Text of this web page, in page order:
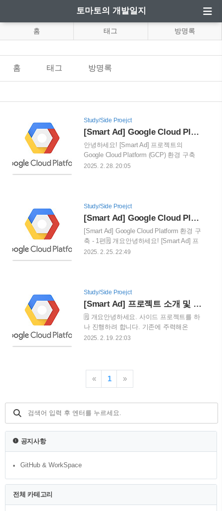
토마토의 개발일지
홈 태그 방명록
홈 태그 방명록
Study/Side Proejct
[Smart Ad] Google Cloud Platform 환경 구축 - 2편(CI/CD, 무중단 배포)
안녕하세요! [Smart Ad] 프로젝트의
Google Cloud Platform (GCP) 환경 구축
과정 두 번째 편입니다. 이번 포스팅에서
다.🔄 왜 자동 배포인가?수동 배포는 번거
롭고 실수하기 쉽습니다. 특히, 코드가 빈
번하게 변경되는 환경에서는 더욱 그렇습
니다. 자동 배포는 이러한 문제를 해결하
고 개발 효율성을 높여줍니다.기존에는 코
드작성 -> 이미지 빌드 -> 이미지 푸쉬 ->
빌드, 배포하는 과정을 자동화하여 시간을
절약실수 방지: 사람..
2025. 2. 28. 20:05
Study/Side Proejct
[Smart Ad] Google Cloud Platform 환경 구축 - 1편
[Smart Ad] Google Cloud Platform 환경 구
축 - 1편🗒️ 개요안녕하세요! [Smart Ad] 프
로젝트의 Google Cloud Platform (GCP) 환
Run을 중심으로 설명드리겠습니다. 특히,
민감 데이터 처리 방법과 배포 중 발생했
던 오류에 대해 자세히 다루고, AWS 서비
스와 비교하여 설명하겠습니다.지난 "
[Smart Ad] 프로젝트 소개 및 아키텍처 구
성" 포스팅에서 밝혔듯이, 인프라는 최대
목표로 했습니다.🗄️ GCP Cloud SQL데이
터베이스:..
2025. 2. 25. 22:49
Study/Side Proejct
[Smart Ad] 프로젝트 소개 및 아키텍처 구성
🗒️ 개요안녕하세요. 사이드 프로젝트를 하
나 진행하려 합니다. 기존에 주력해온
Spring Boot의 주요 기능을 이번 기회에 더
위한 것도 있고, 실제로 사용하기 위한 서
비스이기 때문에 프로젝트를 진행하면서
게 주 목적입니다.네이버 광고 API를 통해
HA 구성을 통..
2025. 2. 19. 22:03
« 1 »
공지사항
GitHub & WorkSpace
전체 카테고리